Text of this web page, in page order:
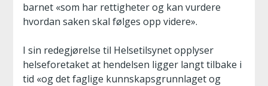
barnet «som har rettigheter og kan vurdere
hvordan saken skal følges opp videre».
I sin redegjørelse til Helsetilsynet opplyser
helseforetaket at hendelsen ligger langt tilbake i
tid «og det faglige kunnskapsgrunnlaget og